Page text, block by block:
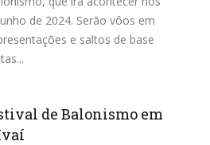
de 2024. Serão vôos em
e saltos de base
de Balonismo em